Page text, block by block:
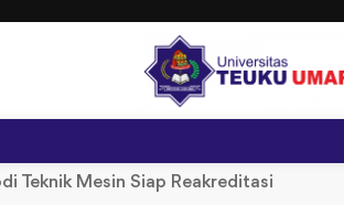
Teknik Mesin Siap Reakreditasi